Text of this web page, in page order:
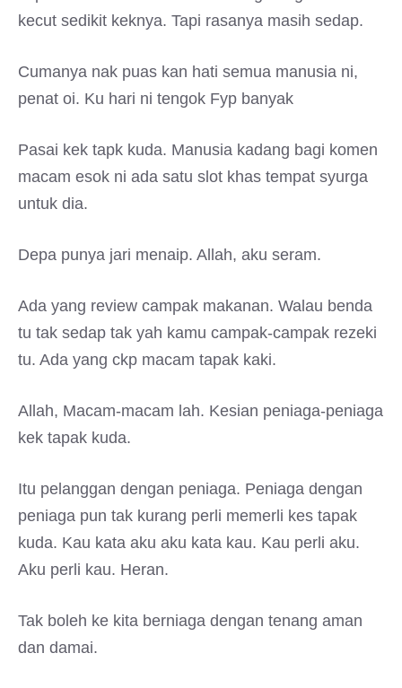
kecut sedikit keknya. Tapi rasanya masih sedap.
Cumanya nak puas kan hati semua manusia ni,
penat oi. Ku hari ni tengok Fyp banyak
Pasai kek tapk kuda. Manusia kadang bagi komen
macam esok ni ada satu slot khas tempat syurga
untuk dia.
Depa punya jari menaip. Allah, aku seram.
Ada yang review campak makanan. Walau benda
tu tak sedap tak yah kamu campak-campak rezeki
tu. Ada yang ckp macam tapak kaki.
Allah, Macam-macam lah. Kesian peniaga-peniaga
kek tapak kuda.
Itu pelanggan dengan peniaga. Peniaga dengan
peniaga pun tak kurang perli memerli kes tapak
kuda. Kau kata aku aku kata kau. Kau perli aku.
Aku perli kau. Heran.
Tak boleh ke kita berniaga dengan tenang aman
dan damai.